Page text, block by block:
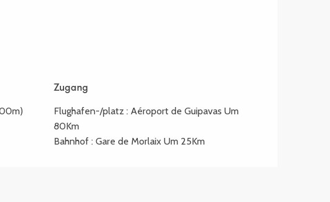
Zugang
Zugang
Flughafen-/platz : Aéroport de Guipavas Um
80Km
Bahnhof : Gare de Morlaix Um 25Km